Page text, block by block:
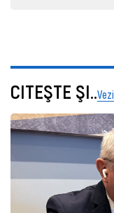
CITEŞTE ŞI..